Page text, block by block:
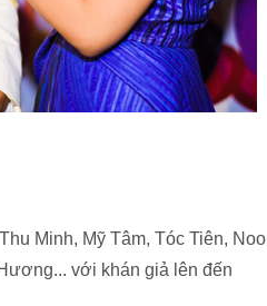
Minh, Mỹ Tâm, Tóc Tiên, Noo
với khán giả lên đến